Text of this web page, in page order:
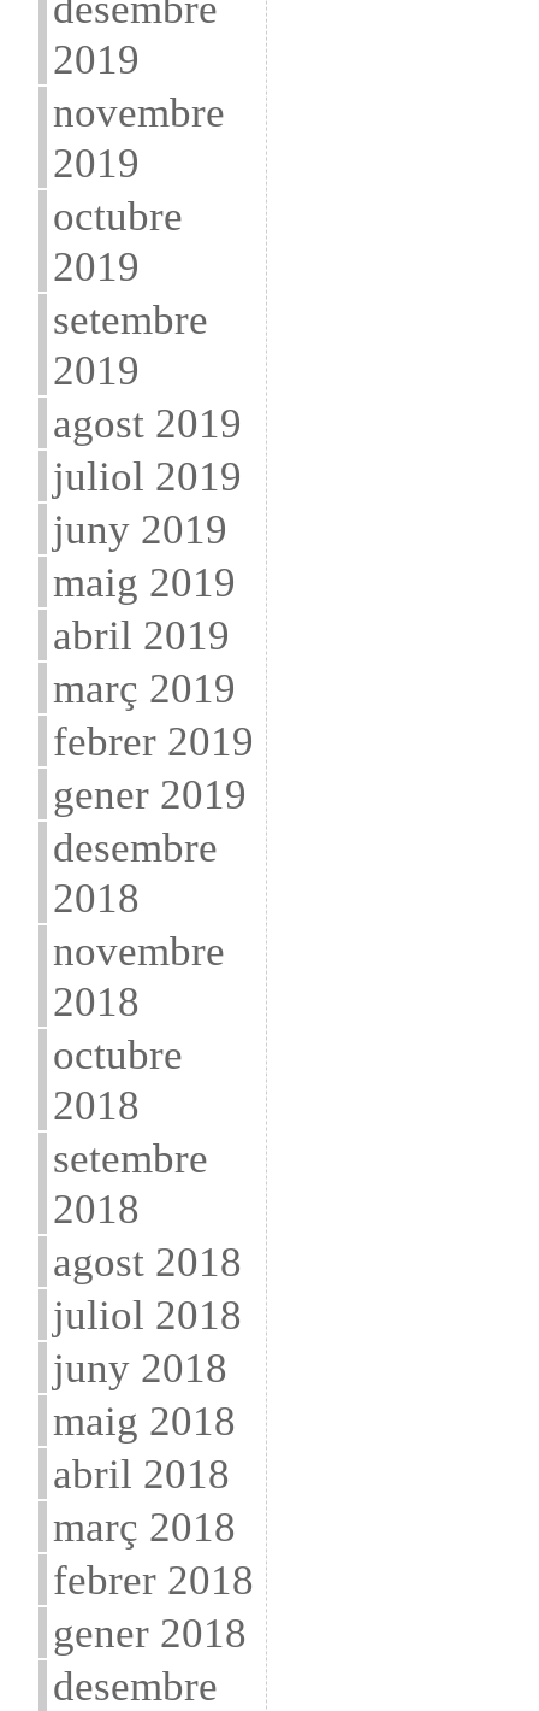
2019
novembre
2019
octubre
2019
setembre
2019
agost 2019
juliol 2019
juny 2019
maig 2019
abril 2019
març 2019
febrer 2019
gener 2019
desembre
2018
novembre
2018
octubre
2018
setembre
2018
agost 2018
juliol 2018
juny 2018
maig 2018
abril 2018
març 2018
febrer 2018
gener 2018
desembre